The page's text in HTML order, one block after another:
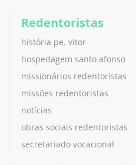
Redentoristas
história pe. vitor
hospedagem santo afonso
missionários redentoristas
missões redentoristas
notícias
obras sociais redentoristas
secretariado vocacional